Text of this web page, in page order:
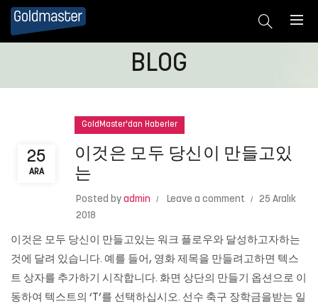
BLOG
25
ARA
GoldMaster'dan Haberler
이것은 모두 당신이 만들고있
는
Posted by admin Leave a comment
25 Aralık
2018
이것은 모두 당신이 만들고있는 워크 플로우와 달성하고자하는
것에 달려 있습니다. 예를 들어, 영화 제목을 만들려고하면 텍스
트 상자를 추가하기 시작합니다. 화면 상단의 만들기 옵션으로 이
동하여 텍스트의 ‘T’를 선택하십시오. 선수 축구 장학금을받는 일